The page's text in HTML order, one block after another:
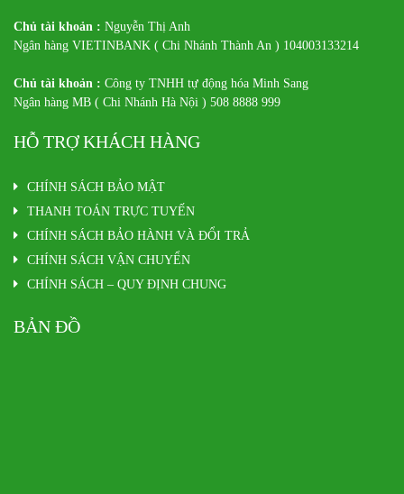
Chủ tài khoản : Nguyễn Thị Anh
Ngân hàng VIETINBANK ( Chi Nhánh Thành An ) 104003133214
Chủ tài khoản : Công ty TNHH tự động hóa Minh Sang
Ngân hàng MB ( Chi Nhánh Hà Nội ) 508 8888 999
HỖ TRỢ KHÁCH HÀNG
CHÍNH SÁCH BẢO MẬT
THANH TOÁN TRỰC TUYẾN
CHÍNH SÁCH BẢO HÀNH VÀ ĐỔI TRẢ
CHÍNH SÁCH VẬN CHUYỂN
CHÍNH SÁCH – QUY ĐỊNH CHUNG
BẢN ĐỒ